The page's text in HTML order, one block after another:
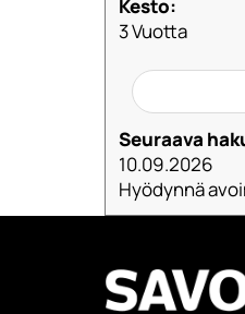
Kesto:
3 Vuotta
Seuraava
10.09.2026
Hyödynnä